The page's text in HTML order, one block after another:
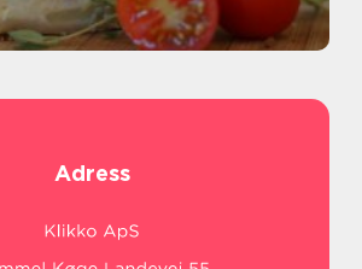
Adress